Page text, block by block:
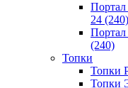
24 (240)
(240)
Топки
Топки
Топки